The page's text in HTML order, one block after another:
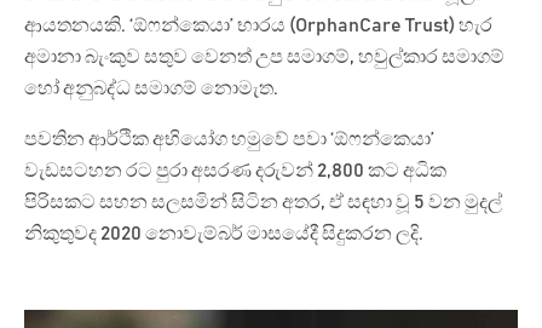
ආයතනයකි. ‘ඕෆන්කෙයා’ භාරය (OrphanCare Trust) හැර
අමානා බැංකුව සතුව වෙනත් උප සමාගම්, හවුල්කාර සමාගම්
හෝ අනුබද්ධ සමාගම් නොමැත.
පවතින ආර්ථික අභියෝග හමුවේ පවා ‘ඕෆන්කෙයා’
වැඩසටහන රට පුරා අසරණ දරුවන් 2,800 කට අධික
පිරිසකට සහන සලසමින් සිටින අතර, ඒ සඳහා වූ 5 වන මුදල්
නිකුතුවද 2020 නොවැම්බර් මාසයේදී සිදුකරන ලදි.